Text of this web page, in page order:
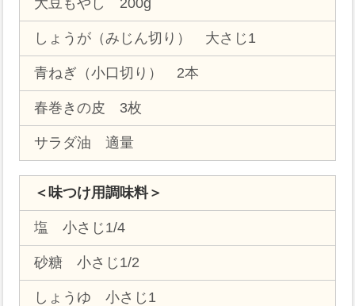
大豆もやし 200g
しょうが（みじん切り） 大さじ1
青ねぎ（小口切り） 2本
春巻きの皮 3枚
サラダ油 適量
＜味つけ用調味料＞
塩 小さじ1/4
砂糖 小さじ1/2
しょうゆ 小さじ1